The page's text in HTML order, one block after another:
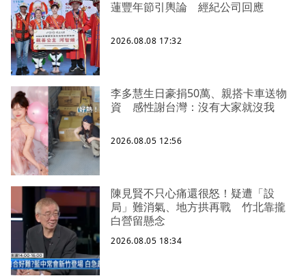
蓮豐年節引輿論 經紀公司回應
2026.08.08 17:32
李多慧生日豪捐50萬、親搭卡車送物
資 感性謝台灣：沒有大家就沒我
2026.08.05 12:56
陳見賢不只心痛還很怒！疑遭「設
局」難消氣、地方拱再戰 竹北靠攏
白營留懸念
2026.08.05 18:34